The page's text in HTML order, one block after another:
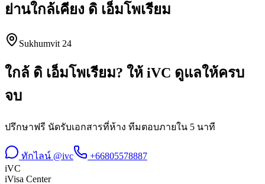
ย่านใกล้เคียง ดิ เอ็มโพเรียม
Sukhumvit 24
ใกล้ ดิ เอ็มโพเรียม? ให้ iVC ดูแลให้ครบ
จบ
ปรึกษาฟรี นัดรับเอกสารที่ห้าง ทีมตอบภายใน 5 นาที
ทักไลน์ @ivc
+66805578887
iVC
iVisa Center